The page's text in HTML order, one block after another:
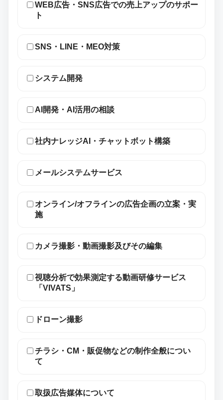
WEB広告・SNS広告での売上アップのサポー
ト
SNS・LINE・MEO対策
システム開発
AI開発・AI活用の相談
社内ナレッジAI・チャットボット構築
メールシステムサービス
オンライン/オフラインの広告企画の立案・実
施
カメラ撮影・動画撮影及びその編集
視聴分析で効果測定する動画研修サービス
「VIVATS」
ドローン撮影
チラシ・CM・販促物などの制作全般につい
て
取扱広告媒体について